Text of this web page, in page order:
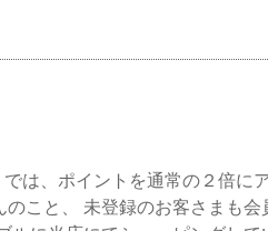
は、ポイントを通常の２倍に
のこと、 未登録のお客さまも